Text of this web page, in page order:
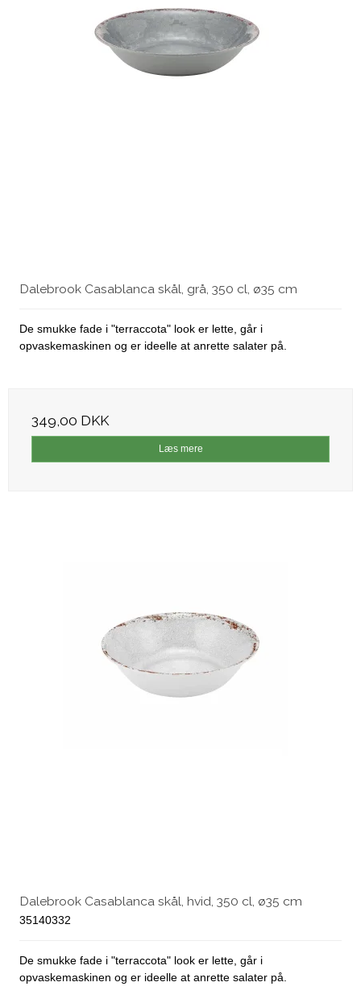
Dalebrook Casablanca skål, grå, 350 cl, ø35 cm
De smukke fade i "terraccota" look er lette, går i
opvaskemaskinen og er ideelle at anrette salater på.
349,00 DKK
Læs mere
Dalebrook Casablanca skål, hvid, 350 cl, ø35 cm
35140332
De smukke fade i "terraccota" look er lette, går i
opvaskemaskinen og er ideelle at anrette salater på.